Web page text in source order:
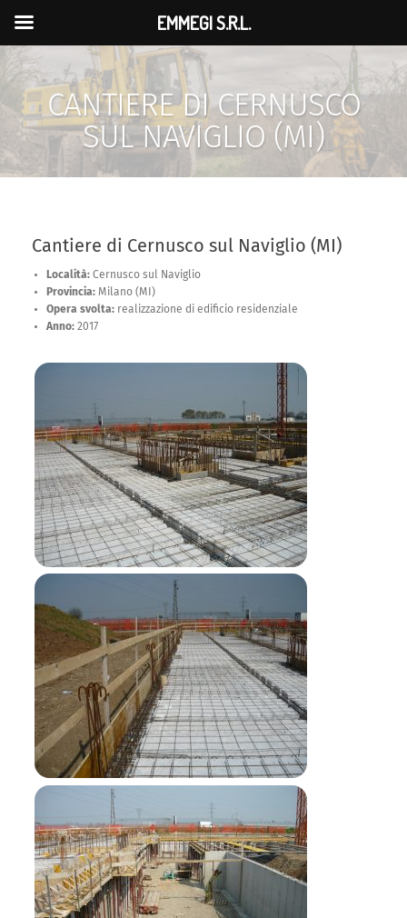
CANTIERE DI CERNUSCO
SUL NAVIGLIO (MI)
Cantiere di Cernusco sul Naviglio (MI)
Località:Cernusco sul Naviglio
Provincia:Milano (MI)
Opera svolta:realizzazione di edificio residenziale
Anno:2017
EMMEGI S.R.L.